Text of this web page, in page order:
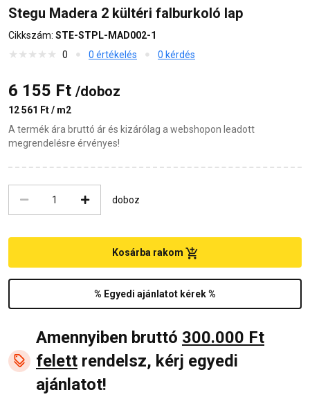
Stegu Madera 2 kültéri falburkoló lap
Cikkszám: STE-STPL-MAD002-1
0
0 értékelés 0 kérdés
6 155 Ft /doboz
12 561 Ft / m2
A termék ára bruttó ár és kizárólag a webshopon leadott
megrendelésre érvényes!
doboz
% Egyedi ajánlatot kérek %
Kosárba rakom
Amennyiben bruttó 300.000 Ft
felett rendelsz, kérj egyedi
ajánlatot!